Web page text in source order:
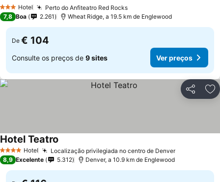
3 EstrelasHotel Perto do Anfiteatro Red Rocks
7,8 Boa 2.261 Wheat Ridge, a 19.5 km de Englewood
De € 104
Consulte os preços de 9 sites Ver preços
Partilhar
4 EstrelasHotel Localização privilegiada no centro de Denver
Hotel Teatro
8,9 Excelente 5.312 Denver, a 10.9 km de Englewood